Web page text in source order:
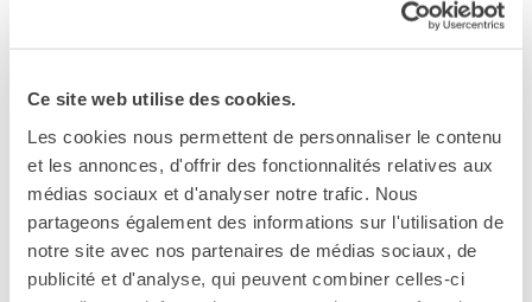
Ce site web utilise des cookies.
Les cookies nous permettent de personnaliser le contenu
et les annonces, d'offrir des fonctionnalités relatives aux
médias sociaux et d'analyser notre trafic. Nous
partageons également des informations sur l'utilisation de
notre site avec nos partenaires de médias sociaux, de
publicité et d'analyse, qui peuvent combiner celles-ci
I contatti
ARCHIVES
Café dell'innovazione
Dialoghi del Farnese
Farnèse à la page
Festa della musica
Incontro italo-francesi sul
mondo di domani
partenariats culturels (spectacle vivant, arts visuels,
NOM DU RESPONSABLE DU STAGE (TUTEUR)
M. Laurent Burin des Roziers, Consul général et directeur
délégué de l’antenne de l’Institut français d’Italie à Naples.